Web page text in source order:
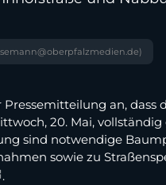
an,
20. Mai,
sind notwendige
sowie zu
.